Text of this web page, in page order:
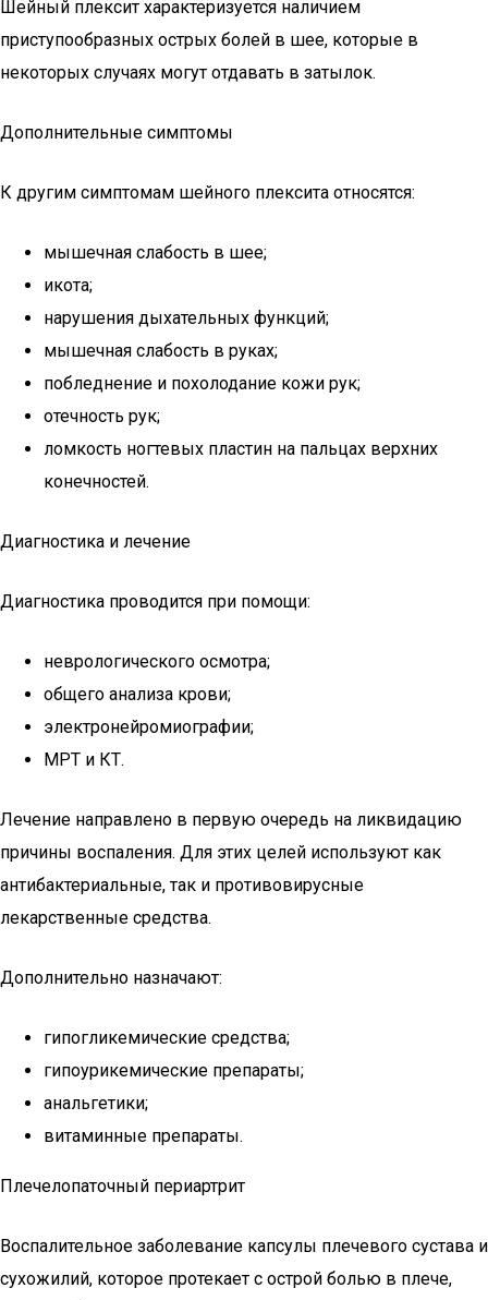
Шейный плексит характеризуется наличием
приступообразных острых болей в шее, которые в
некоторых случаях могут отдавать в затылок.
Дополнительные симптомы
К другим симптомам шейного плексита относятся:
мышечная слабость в шее;
икота;
нарушения дыхательных функций;
мышечная слабость в руках;
побледнение и похолодание кожи рук;
отечность рук;
ломкость ногтевых пластин на пальцах верхних
конечностей.
Диагностика и лечение
Диагностика проводится при помощи:
неврологического осмотра;
общего анализа крови;
электронейромиографии;
МРТ и КТ.
Лечение направлено в первую очередь на ликвидацию
причины воспаления. Для этих целей используют как
антибактериальные, так и противовирусные
лекарственные средства.
Дополнительно назначают:
гипогликемические средства;
гипоурикемические препараты;
анальгетики;
витаминные препараты.
Плечелопаточный периартрит
Воспалительное заболевание капсулы плечевого сустава и
сухожилий, которое протекает с острой болью в плече,